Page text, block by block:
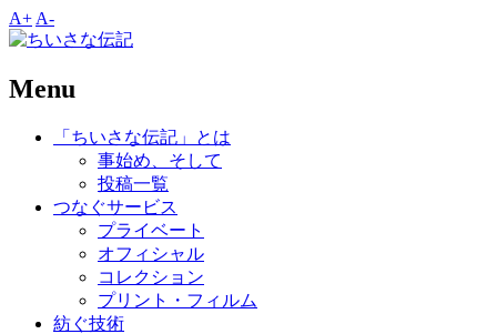
A+ A-
Menu
「ちいさな伝記」とは
事始め、そして
投稿一覧
つなぐサービス
プライベート
オフィシャル
コレクション
プリント・フィルム
紡ぐ技術